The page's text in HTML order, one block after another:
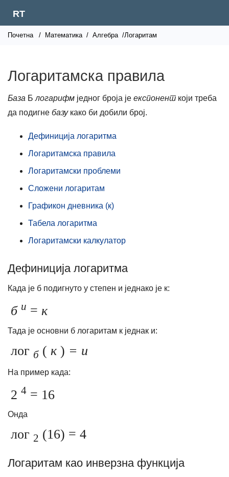
RT
Почетна / Математика / Алгебра /Логаритам
Логаритамска правила
База Б логарифм једног броја је експонент који треба
да подигне базукако би добили број.
Дефиниција логаритма
Логаритамска правила
Логаритамски проблеми
Сложени логаритам
Графикон дневника (к)
Табела логаритма
Логаритамски калкулатор
Дефиниција логаритма
Када је б подигнуто у степен и једнако је к:
б и = к
Тада је основни б логаритам к једнак и:
лог б ( к) = и
На пример када:
2 4 = 16
Онда
лог 2 (16) = 4
Логаритам као инверзна функција